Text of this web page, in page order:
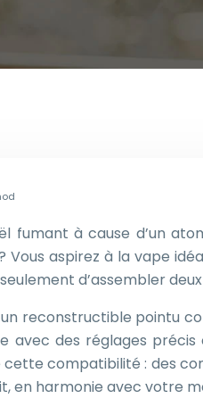
à cause d’un
Vous aspirez à la vape
d’assembler
reconstructible pointu
des réglages
compatibilité : des
en harmonie avec votre